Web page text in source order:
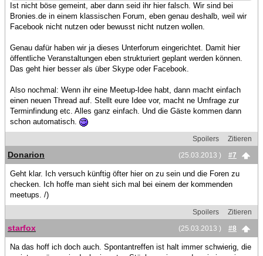
Ist nicht böse gemeint, aber dann seid ihr hier falsch. Wir sind bei
Bronies.de in einem klassischen Forum, eben genau deshalb, weil wir
Facebook nicht nutzen oder bewusst nicht nutzen wollen.
Genau dafür haben wir ja dieses Unterforum eingerichtet. Damit hier
öffentliche Veranstaltungen eben strukturiert geplant werden können.
Das geht hier besser als über Skype oder Facebook.
Also nochmal: Wenn ihr eine Meetup-Idee habt, dann macht einfach
einen neuen Thread auf. Stellt eure Idee vor, macht ne Umfrage zur
Terminfindung etc. Alles ganz einfach. Und die Gäste kommen dann
schon automatisch.
Spoilers
Zitieren
(25.03.2013 )
#7
Donarion
Geht klar. Ich versuch künftig öfter hier on zu sein und die Foren zu
checken. Ich hoffe man sieht sich mal bei einem der kommenden
meetups. /)
Spoilers
Zitieren
(25.03.2013 )
#8
starfox
Na das hoff ich doch auch. Spontantreffen ist halt immer schwierig, die